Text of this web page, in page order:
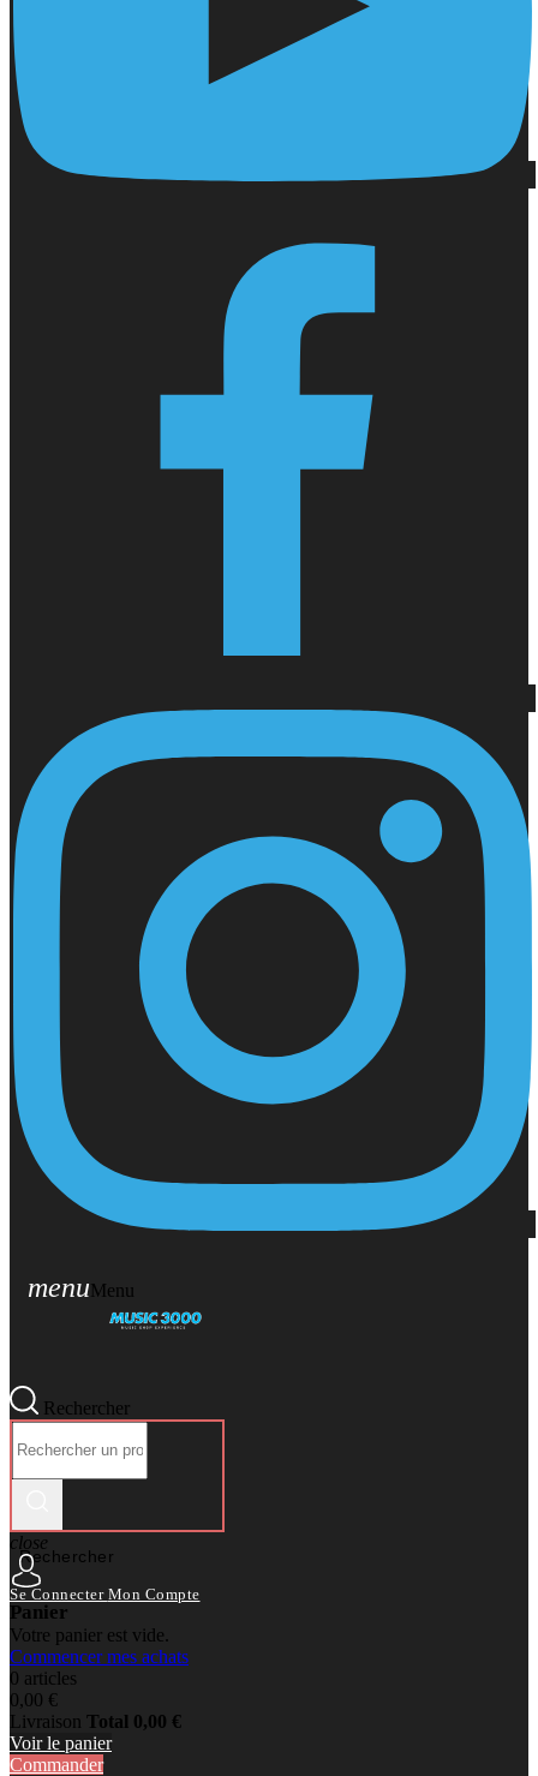
menuMenu
Rechercher
Rechercher
close
Se Connecter Mon Compte
Panier
Votre panier est vide.
Commencer mes achats
0 articles
0,00 €
Livraison Total 0,00 €
Voir le panier
Commander